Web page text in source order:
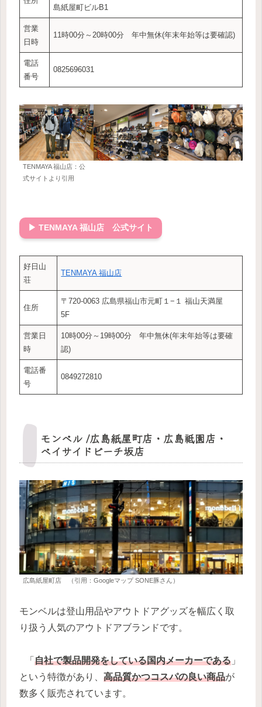
島紙屋町ビルB1
営業
日時
11時00分～20時00分 年中無休(年末年始等は要確認)
電話
番号
0825696031
TENMAYA 福山店：公
式サイトより引用
▶ TENMAYA 福山店 公式サイト
好日山
荘
TENMAYA 福山店
住所
〒720-0063 広島県福山市元町１−１ 福山天満屋
5F
営業日
時
10時00分～19時00分 年中無休(年末年始等は要確
認)
電話番
号
0849272810
モンベル /広島紙屋町店・広島祗園店・
ベイサイドビーチ坂店
広島紙屋町店 （引用：Googleマップ SONE豚さん）
モンベルは登山用品やアウトドアグッズを幅広く取
り扱う人気のアウトドアブランドです。
「 自社で製品開発をしている国内メーカーである 」
という特徴があり、 高品質かつコスパの良い商品が
数多く販売されています。